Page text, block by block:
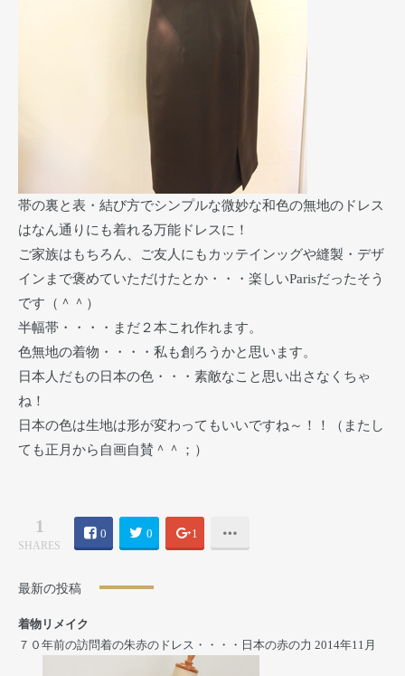
帯の裏と表・結び方でシンプルな微妙な和色の無地のドレス
はなん通りにも着れる万能ドレスに！
ご家族はもちろん、ご友人にもカッテインッグや縫製・デザ
インまで褒めていただけたとか・・・楽しいParisだったそう
です（＾＾）
半幅帯・・・・まだ２本これ作れます。
色無地の着物・・・・私も創ろうかと思います。
日本人だもの日本の色・・・素敵なこと思い出さなくちゃ
ね！
日本の色は生地は形が変わってもいいですね～！！（またし
ても正月から自画自賛＾＾；）
1
SHARES
0 0 1
最新の投稿
着物リメイク
７０年前の訪問着の朱赤のドレス・・・・日本の赤の力 2014年11月